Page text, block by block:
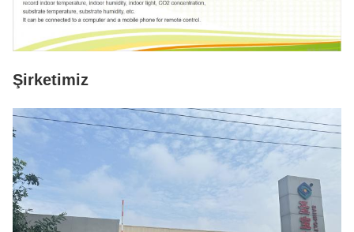
Şirketimiz